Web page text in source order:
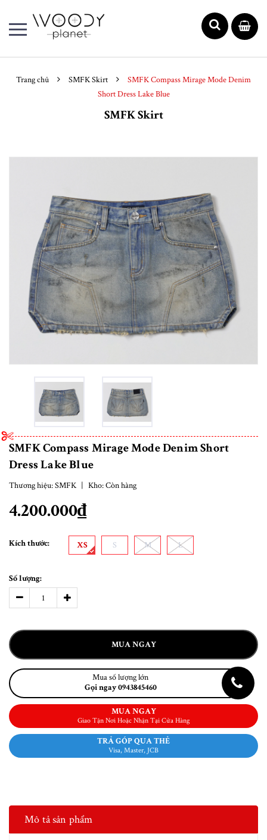
Trang chủ SMFK Skirt
SMFK Compass Mirage Mode Denim
Short Dress Lake Blue
SMFK Skirt
SMFK Compass Mirage Mode Denim Short
Dress Lake Blue
Thương hiệu:SMFK | Kho:Còn hàng
4.200.000₫
Kích thước: XS S M L
Số lượng:
MUA NGAY
Mua số lượng lớn
Gọi ngay 0943845460
MUA NGAY
Giao Tận Nơi Hoặc Nhận Tại Cửa Hàng
TRẢ GÓP QUA THẺ
Visa, Master, JCB
Mô tả sản phẩm